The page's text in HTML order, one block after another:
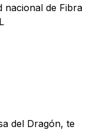
nacional de Fibra
del Dragón, te